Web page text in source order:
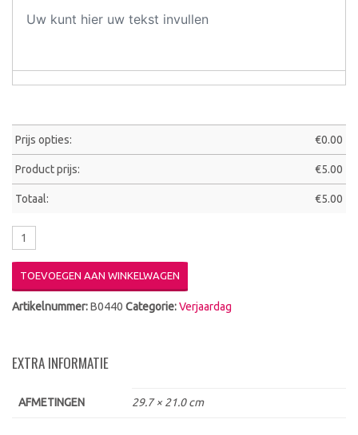
Prijs opties: €0.00
Product prijs: €5.00
Totaal: €5.00
TOEVOEGEN AAN WINKELWAGEN
Artikelnummer:B0440 Categorie:Verjaardag
EXTRA INFORMATIE
AFMETINGEN 29.7 × 21.0 cm